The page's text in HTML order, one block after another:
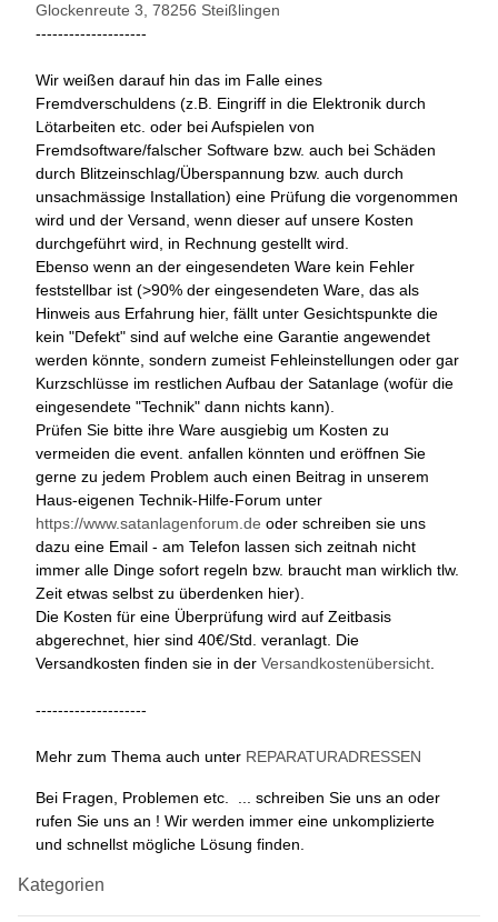
Glockenreute 3, 78256 Steißlingen
--------------------
Wir weißen darauf hin das im Falle eines
Fremdverschuldens (z.B. Eingriff in die Elektronik durch
Lötarbeiten etc. oder bei Aufspielen von
Fremdsoftware/falscher Software bzw. auch bei Schäden
durch Blitzeinschlag/Überspannung bzw. auch durch
unsachmässige Installation) eine Prüfung die vorgenommen
wird und der Versand, wenn dieser auf unsere Kosten
durchgeführt wird, in Rechnung gestellt wird.
Ebenso wenn an der eingesendeten Ware kein Fehler
feststellbar ist (>90% der eingesendeten Ware, das als
Hinweis aus Erfahrung hier, fällt unter Gesichtspunkte die
kein "Defekt" sind auf welche eine Garantie angewendet
werden könnte, sondern zumeist Fehleinstellungen oder gar
Kurzschlüsse im restlichen Aufbau der Satanlage (wofür die
eingesendete "Technik" dann nichts kann).
Prüfen Sie bitte ihre Ware ausgiebig um Kosten zu
vermeiden die event. anfallen könnten und eröffnen Sie
gerne zu jedem Problem auch einen Beitrag in unserem
Haus-eigenen Technik-Hilfe-Forum unter
https://www.satanlagenforum.de oder schreiben sie uns
dazu eine Email - am Telefon lassen sich zeitnah nicht
immer alle Dinge sofort regeln bzw. braucht man wirklich tlw.
Zeit etwas selbst zu überdenken hier).
Die Kosten für eine Überprüfung wird auf Zeitbasis
abgerechnet, hier sind 40€/Std. veranlagt. Die
Versandkosten finden sie in der Versandkostenübersicht
--------------------
Mehr zum Thema auch unter REPARATURADRESSEN
Bei Fragen, Problemen etc. ... schreiben Sie uns an oder
rufen Sie uns an ! Wir werden immer eine unkomplizierte
und schnellst mögliche Lösung finden.
Kategorien